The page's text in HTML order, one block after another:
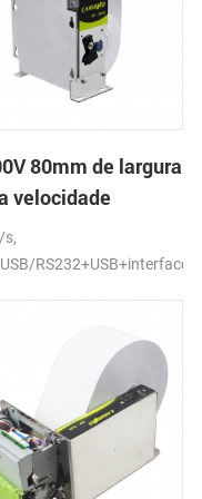
80mm de largura
velocidade
Impressora
s,
RS232+USB+interfaces